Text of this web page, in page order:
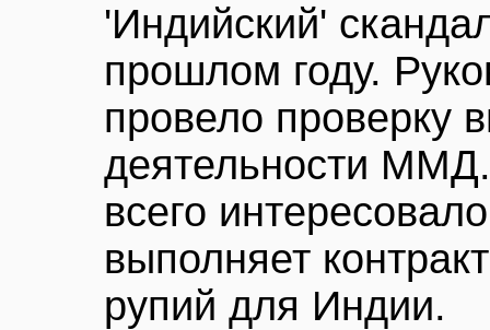
'Индийский'
прошлом году.
провело проверку
деятельности
всего
выполняет
рупий для Индии.